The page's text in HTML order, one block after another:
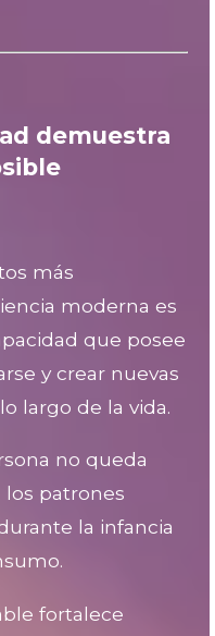
demuestra
más
moderna es
que posee
y crear nuevas
largo de la vida.
no queda
los patrones
la infancia
fortalece